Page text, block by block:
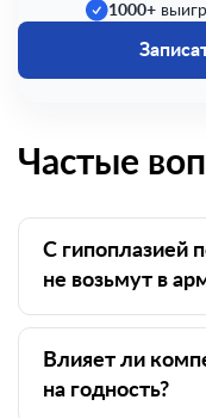
1000+
Частые
С гипоплазией
не возьмут в
Влияет ли
на годность?